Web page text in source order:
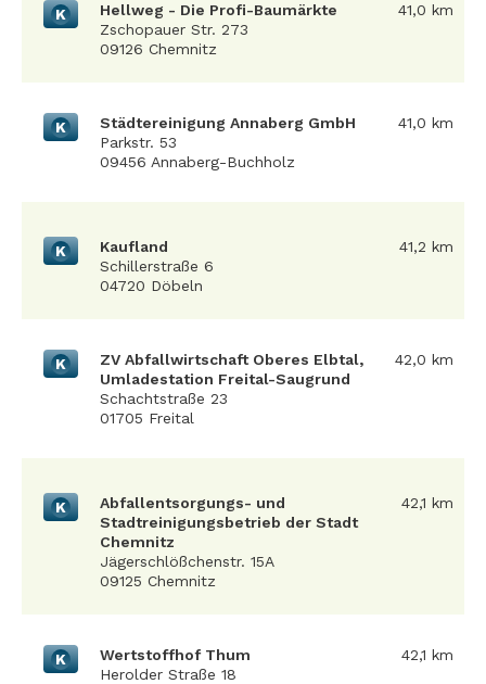
K
Hellweg - Die Profi-Baumärkte
Zschopauer Str. 273
09126 Chemnitz
41,0 km
K
Städtereinigung Annaberg GmbH
Parkstr. 53
09456 Annaberg-Buchholz
41,0 km
K
Kaufland
Schillerstraße 6
04720 Döbeln
41,2 km
K
ZV Abfallwirtschaft Oberes Elbtal,
Umladestation Freital-Saugrund
Schachtstraße 23
01705 Freital
42,0 km
K
Abfallentsorgungs- und
Stadtreinigungsbetrieb der Stadt
Chemnitz
Jägerschlößchenstr. 15A
09125 Chemnitz
42,1 km
K
Wertstoffhof Thum
Herolder Straße 18
42,1 km